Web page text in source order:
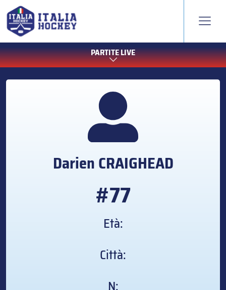
PARTITE LIVE
DarienCRAIGHEAD
#77
Età:
Città: